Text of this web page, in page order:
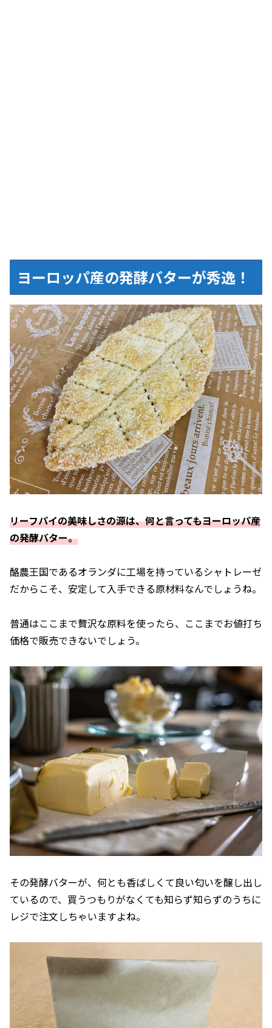
ヨーロッパ産の発酵バターが秀逸！
リーフパイの美味しさの源は、何と言ってもヨーロッパ産
の発酵バター。
酪農王国であるオランダに工場を持っているシャトレーゼ
だからこそ、安定して入手できる原材料なんでしょうね。
普通はここまで贅沢な原料を使ったら、ここまでお値打ち
価格で販売できないでしょう。
その発酵バターが、何とも香ばしくて良い匂いを醸し出し
ているので、買うつもりがなくても知らず知らずのうちに
レジで注文しちゃいますよね。